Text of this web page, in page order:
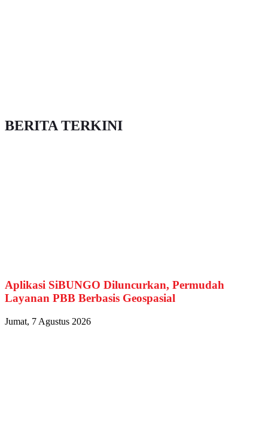
BERITA TERKINI
Aplikasi SiBUNGO Diluncurkan, Permudah
Layanan PBB Berbasis Geospasial
Jumat, 7 Agustus 2026